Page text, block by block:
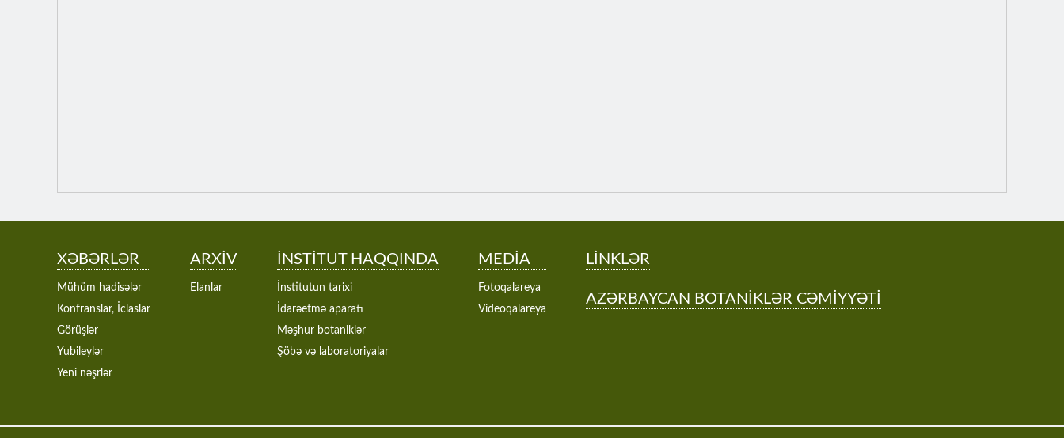
XƏBƏRLƏR
Mühüm hadisələr
Konfranslar, İclaslar
Görüşlər
Yubileylər
Yeni nəşrlər
ARXİV
Elanlar
İNSTİTUT HAQQINDA
İnstitutun tarixi
İdarəetmə aparatı
Məşhur botaniklər
Şöbə və laboratoriyalar
MEDİA
Fotoqalareya
Videoqalareya
LİNKLƏR
AZƏRBAYCAN BOTANİKLƏR CƏMİYYƏTİ